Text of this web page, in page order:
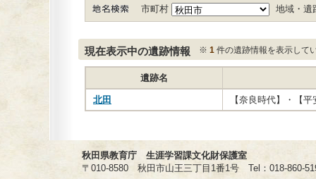
市町村 地域・遺
現在表示中の遺跡情報 ※ 1 件の遺跡情報を表示して
遺跡名
北田 【奈良時代】・【
秋田県教育庁 生涯学習課文化財保護室
〒010-8580 秋田市山王三丁目1番1号 Tel：018-860-